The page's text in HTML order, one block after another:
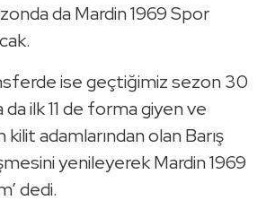
da Mardin 1969 Spor
ise geçtiğimiz sezon 30
da ilk 11 de forma giyen ve
adamlarından olan Barış
yenileyerek Mardin 1969
dedi.